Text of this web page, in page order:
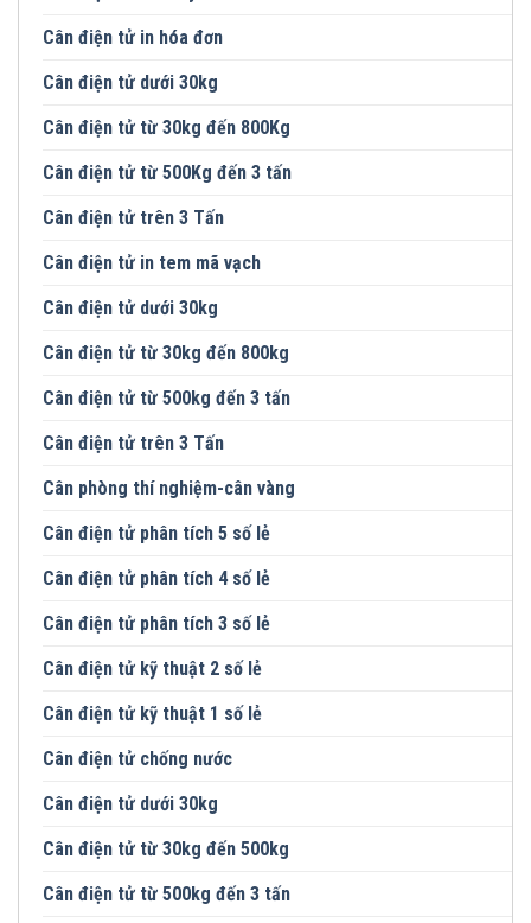
Cân điện tử in hóa đơn
Cân điện tử dưới 30kg
Cân điện tử từ 30kg đến 800Kg
Cân điện tử từ 500Kg đến 3 tấn
Cân điện tử trên 3 Tấn
Cân điện tử in tem mã vạch
Cân điện tử dưới 30kg
Cân điện tử từ 30kg đến 800kg
Cân điện tử từ 500kg đến 3 tấn
Cân điện tử trên 3 Tấn
Cân phòng thí nghiệm-cân vàng
Cân điện tử phân tích 5 số lẻ
Cân điện tử phân tích 4 số lẻ
Cân điện tử phân tích 3 số lẻ
Cân điện tử kỹ thuật 2 số lẻ
Cân điện tử kỹ thuật 1 số lẻ
Cân điện tử chống nước
Cân điện tử dưới 30kg
Cân điện tử từ 30kg đến 500kg
Cân điện tử từ 500kg đến 3 tấn